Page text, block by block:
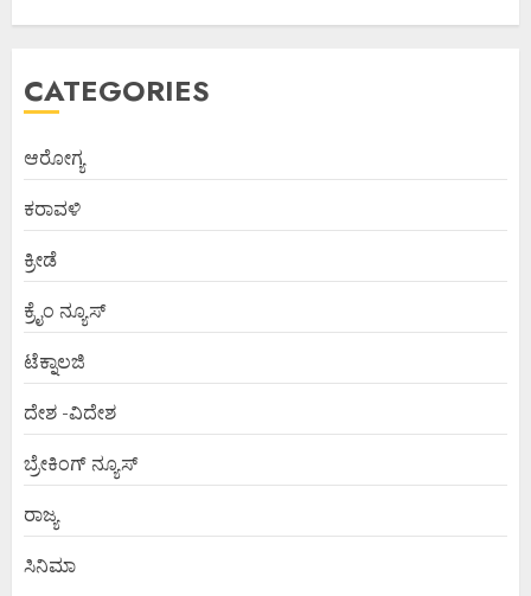
CATEGORIES
ಆರೋಗ್ಯ
ಕರಾವಳಿ
ಕ್ರೀಡೆ
ಕ್ರೈಂ ನ್ಯೂಸ್
ಟೆಕ್ನಾಲಜಿ
ದೇಶ -ವಿದೇಶ
ಬ್ರೇಕಿಂಗ್ ನ್ಯೂಸ್
ರಾಜ್ಯ
ಸಿನಿಮಾ